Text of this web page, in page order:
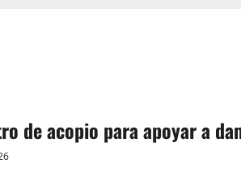
de acopio para apoyar a